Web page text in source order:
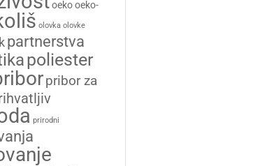
oeko oeko-
olovka olovke
partnerstva
poliester
pribor za
prirodni